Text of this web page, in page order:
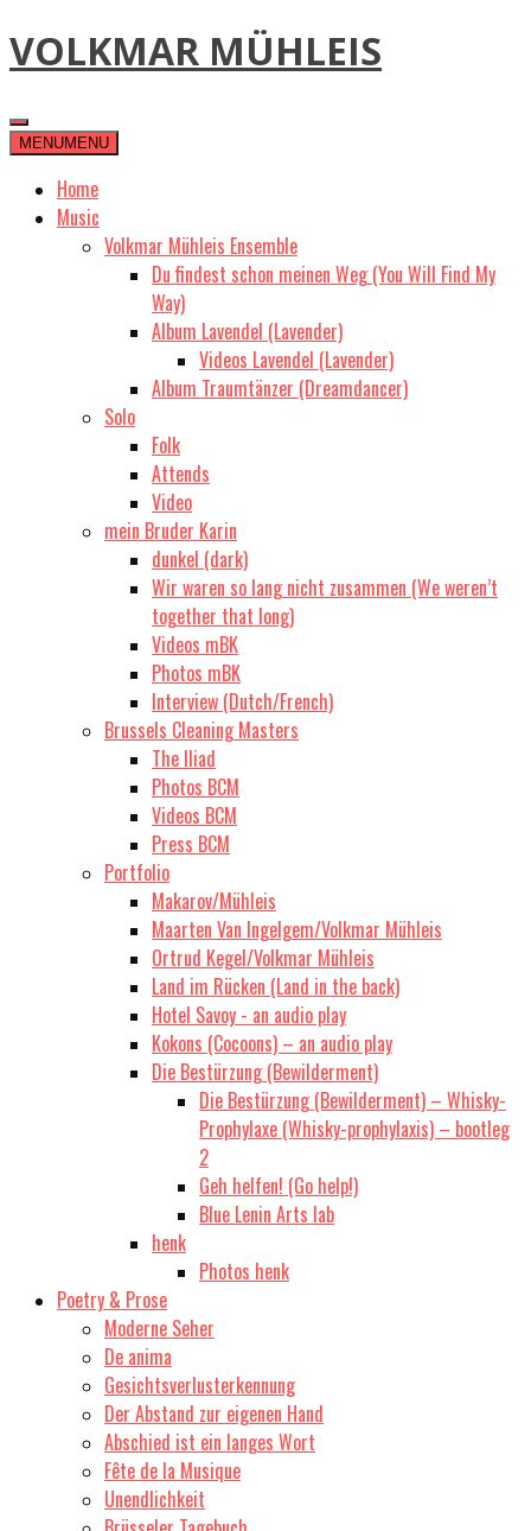
Skip
to
VOLKMAR MÜHLEIS
MENUMENU
Home
Music
Volkmar Mühleis Ensemble
Du findest schon meinen Weg (You Will Find My
Way)
Album Lavendel (Lavender)
Videos Lavendel (Lavender)
Album Traumtänzer (Dreamdancer)
Solo
Folk
Attends
Video
mein Bruder Karin
dunkel (dark)
Wir waren so lang nicht zusammen (We weren’t
together that long)
Videos mBK
Photos mBK
Interview (Dutch/French)
Brussels Cleaning Masters
The Iliad
Photos BCM
Videos BCM
Press BCM
Portfolio
Makarov/Mühleis
Maarten Van Ingelgem/Volkmar Mühleis
Ortrud Kegel/Volkmar Mühleis
Land im Rücken (Land in the back)
Hotel Savoy - an audio play
Kokons (Cocoons) – an audio play
Die Bestürzung (Bewilderment)
Die Bestürzung (Bewilderment) – Whisky-
Prophylaxe (Whisky-prophylaxis) – bootleg
2
Geh helfen! (Go help!)
Blue Lenin Arts lab
henk
Photos henk
Poetry & Prose
Moderne Seher
De anima
Gesichtsverlusterkennung
Der Abstand zur eigenen Hand
Abschied ist ein langes Wort
Fête de la Musique
Unendlichkeit